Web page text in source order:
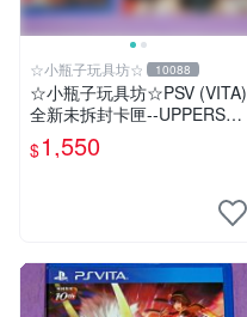
☆小瓶子玩具坊☆ 10088
☆小瓶子玩具坊☆PSV (VITA)
全新未拆封卡匣--UPPERS
(日版) + 特典--冊子&CD
$1,550